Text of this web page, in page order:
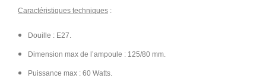
Caractéristiques techniques :
Douille : E27.
Dimension max de l’ampoule : 125/80 mm.
Puissance max : 60 Watts.